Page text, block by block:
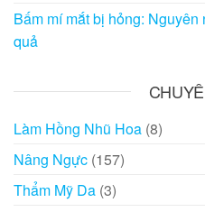
Bấm mí mắt bị hỏng:
quả
Làm Hồng Nhũ Hoa (8)
Nâng Ngực (157)
Thẩm Mỹ Da (3)